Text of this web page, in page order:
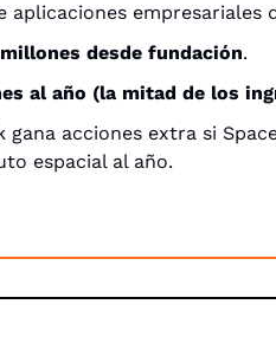
aplicaciones empresariales
desde fundación.
al año (la mitad de los
acciones extra si
espacial al año.